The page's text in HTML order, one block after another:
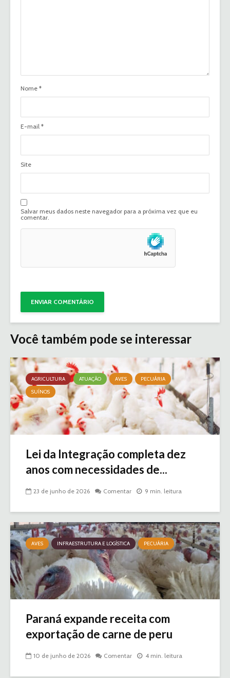
Nome *
E-mail *
Site
Salvar meus dados neste navegador para a próxima vez que eu
comentar.
Você também pode se interessar
AGRICULTURA ATUAÇÃO AVES
PECUÁRIA
SUÍNOS
Lei da Integração completa dez
anos com necessidades de...
23 de junho de 2026 Comentar 9 min. leitura
AVES INFRAESTRUTURA E LOGÍSTICA PECUÁRIA
Paraná expande receita com
exportação de carne de peru
10 de junho de 2026 Comentar 4 min. leitura